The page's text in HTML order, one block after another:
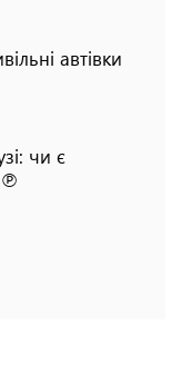
автівки
чи є
℗